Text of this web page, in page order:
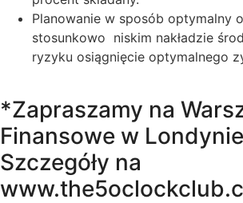
Planowanie w sposób optymalny
stosunkowo niskim nakładzie
ryzyku osiągnięcie optymalnego
*Zapraszamy na
Finansowe w
Szczegóły na